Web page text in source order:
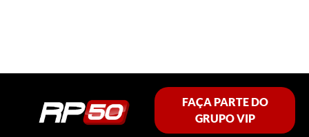
FAÇA PARTE DO
GRUPO VIP